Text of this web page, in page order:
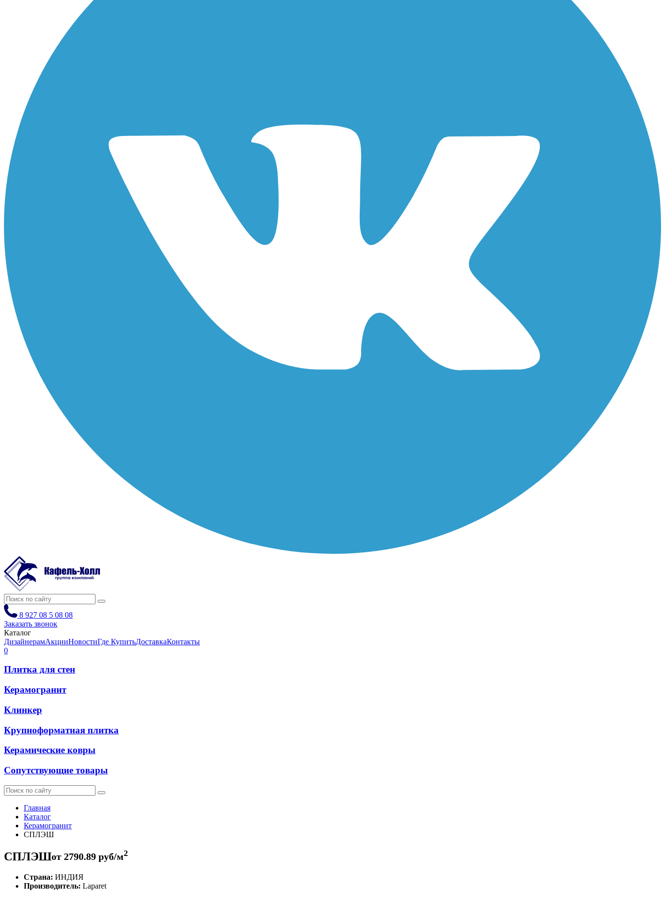
8 927 08 5 08 08
Заказать звонок
Каталог
ДизайнерамАкцииНовостиГде КупитьДоставкаКонтакты
0
Плитка для стен
Керамогранит
Клинкер
Крупноформатная плитка
Керамические ковры
Сопутствующие товары
Главная
Каталог
Керамогранит
СПЛЭШ
СПЛЭШот 2790.89 руб/м2
Страна: ИНДИЯ
Производитель: Laparet